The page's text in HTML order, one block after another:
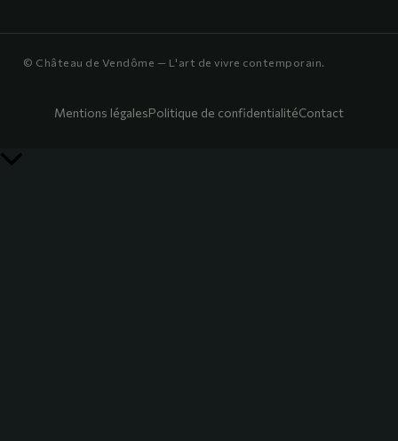
© Château de Vendôme — L'art de vivre contemporain.
Mentions légalesPolitique de confidentialitéContact